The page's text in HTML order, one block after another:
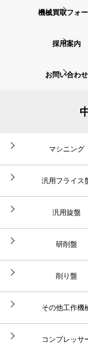
機械買取フォ
採用案内
お問い合わせ
マシニング
汎用フライス
汎用旋盤
研削盤
削り盤
その他工作機
コンプレッサ